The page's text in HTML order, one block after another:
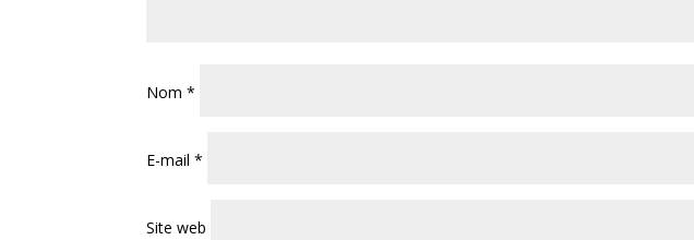
Nom*
E-mail*
Site web